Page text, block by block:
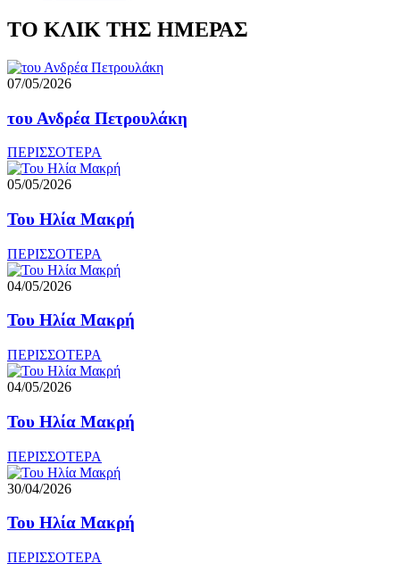
ΤΟ ΚΛΙΚ ΤΗΣ ΗΜΕΡΑΣ
07/05/2026
του Ανδρέα Πετρουλάκη
ΠΕΡΙΣΣΟΤΕΡΑ
05/05/2026
Του Ηλία Μακρή
ΠΕΡΙΣΣΟΤΕΡΑ
04/05/2026
Του Ηλία Μακρή
ΠΕΡΙΣΣΟΤΕΡΑ
04/05/2026
Του Ηλία Μακρή
ΠΕΡΙΣΣΟΤΕΡΑ
30/04/2026
Του Ηλία Μακρή
ΠΕΡΙΣΣΟΤΕΡΑ